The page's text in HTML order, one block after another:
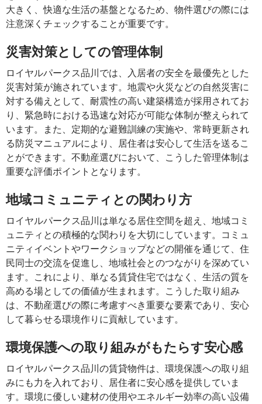
大きく、快適な生活の基盤となるため、物件選びの際には
注意深くチェックすることが重要です。
災害対策としての管理体制
ロイヤルパークス品川では、入居者の安全を最優先とした
災害対策が施されています。地震や火災などの自然災害に
対する備えとして、耐震性の高い建築構造が採用されてお
り、緊急時における迅速な対応が可能な体制が整えられて
います。また、定期的な避難訓練の実施や、常時更新され
る防災マニュアルにより、居住者は安心して生活を送るこ
とができます。不動産選びにおいて、こうした管理体制は
重要な評価ポイントとなります。
地域コミュニティとの関わり方
ロイヤルパークス品川は単なる居住空間を超え、地域コミ
ュニティとの積極的な関わりを大切にしています。コミュ
ニティイベントやワークショップなどの開催を通じて、住
民同士の交流を促進し、地域社会とのつながりを深めてい
ます。これにより、単なる賃貸住宅ではなく、生活の質を
高める場としての価値が生まれます。こうした取り組み
は、不動産選びの際に考慮すべき重要な要素であり、安心
して暮らせる環境作りに貢献しています。
環境保護への取り組みがもたらす安心感
ロイヤルパークス品川の賃貸物件は、環境保護への取り組
みにも力を入れており、居住者に安心感を提供していま
す。環境に優しい建材の使用やエネルギー効率の高い設備